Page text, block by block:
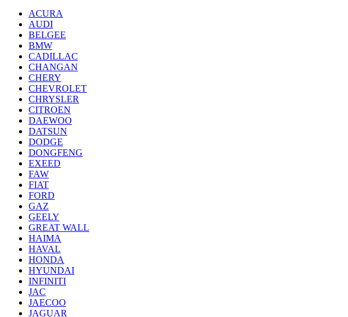
ACURA
AUDI
BELGEE
BMW
CADILLAC
CHANGAN
CHERY
CHEVROLET
CHRYSLER
CITROEN
DAEWOO
DATSUN
DODGE
DONGFENG
EXEED
FAW
FIAT
FORD
GAZ
GEELY
GREAT WALL
HAIMA
HAVAL
HONDA
HYUNDAI
INFINITI
JAC
JAECOO
JAGUAR